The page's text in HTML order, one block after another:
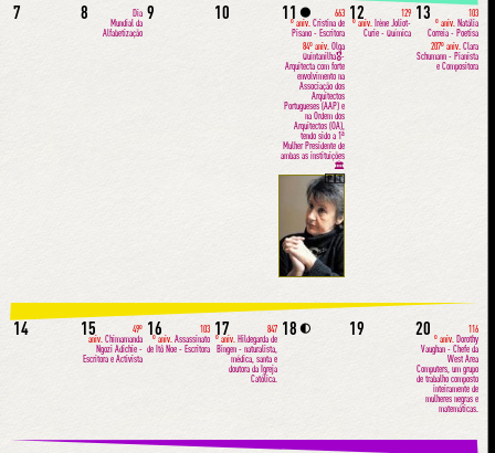
7 8
Dia
Mundial da
Alfabetização
9 10 11 🌑
663
º aniv.Cristina de
Pisano - Escritora
84º aniv.Olga
Quintanilha🎖-
Arquitecta com forte
envolvimento na
Associação dos
Arquitectos
Portugueses (AAP) e
na Ordem dos
Arquitectos (OA),
tendo sido a 1ª
Mulher Presidente de
ambas as instituições
🏛
🇵🇹
12
129
º aniv. Irène Joliot-
Curie - Química
13
103
º aniv. Natália
Correia - Poetisa
207º aniv. Clara
Schumann - Pianista
e Compositora
14 15
49º
aniv. Chimamanda
Ngozi Adichie -
Escritora e Activista
16
103
º aniv. Assassinato
de Itô Noe - Escritora
17
847
º aniv.Hildegarda de
Bingen - naturalista,
médica, santa e
doutora da Igreja
Católica.
18 🌓 19 20
116
º aniv. Dorothy
Vaughan - Chefe da
West Area
Computers, um grupo
de trabalho composto
inteiramente de
mulheres negras e
matemáticas.